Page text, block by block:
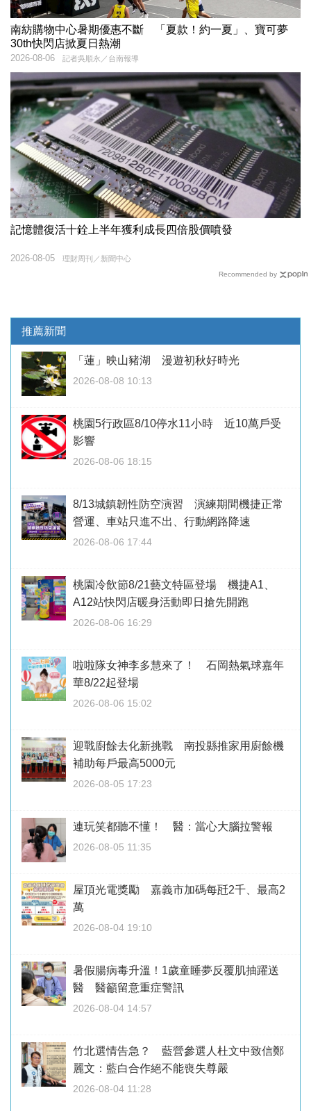
南紡購物中心暑期優惠不斷 「夏款！約一夏」、寶可夢
30th快閃店掀夏日熱潮
記者吳順永／台南報導
2026-08-06
記憶體復活十銓上半年獲利成長四倍股價噴發
理財周刊／新聞中心
2026-08-05
Recommended by
推薦新聞
「蓮」映山豬湖 漫遊初秋好時光
2026-08-08 10:13
桃園5行政區8/10停水11小時 近10萬戶受
影響
2026-08-06 18:15
8/13城鎮韌性防空演習 演練期間機捷正常
營運、車站只進不出、行動網路降速
2026-08-06 17:44
桃園冷飲節8/21藝文特區登場 機捷A1、
A12站快閃店暖身活動即日搶先開跑
2026-08-06 16:29
啦啦隊女神李多慧來了！ 石岡熱氣球嘉年
華8/22起登場
2026-08-06 15:02
迎戰廚餘去化新挑戰 南投縣推家用廚餘機
補助每戶最高5000元
2026-08-05 17:23
連玩笑都聽不懂！ 醫：當心大腦拉警報
2026-08-05 11:35
屋頂光電獎勵 嘉義市加碼每瓩2千、最高2
萬
2026-08-04 19:10
暑假腸病毒升溫！1歲童睡夢反覆肌抽躍送
醫 醫籲留意重症警訊
2026-08-04 14:57
竹北選情告急？ 藍營參選人杜文中致信鄭
麗文：藍白合作絕不能喪失尊嚴
2026-08-04 11:28